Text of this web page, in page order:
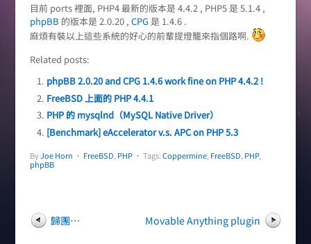
目前 ports 裡面, PHP4 最新的版本是 4.4.2 , PHP5 是 5.1.4 ,
phpBB 的版本是 2.0.20 , CPG 是 1.4.6 .
麻煩有裝以上這些系統的好心的前輩提燈籠來指個路啊.
Related posts:
phpBB 2.0.20 and CPG 1.4.6 work fine on PHP 4.4.2 !
FreeBSD 上面的 PHP 4.4.1
PHP 的 mysqlnd（MySQL Native Driver）
[Benchmark] eAccelerator v.s. APC on PHP 5.3
ByJoe Horn • FreeBSD, PHP • Tags:Coppermine, FreeBSD, PHP,
phpBB
歸團… Movable Anything plugin